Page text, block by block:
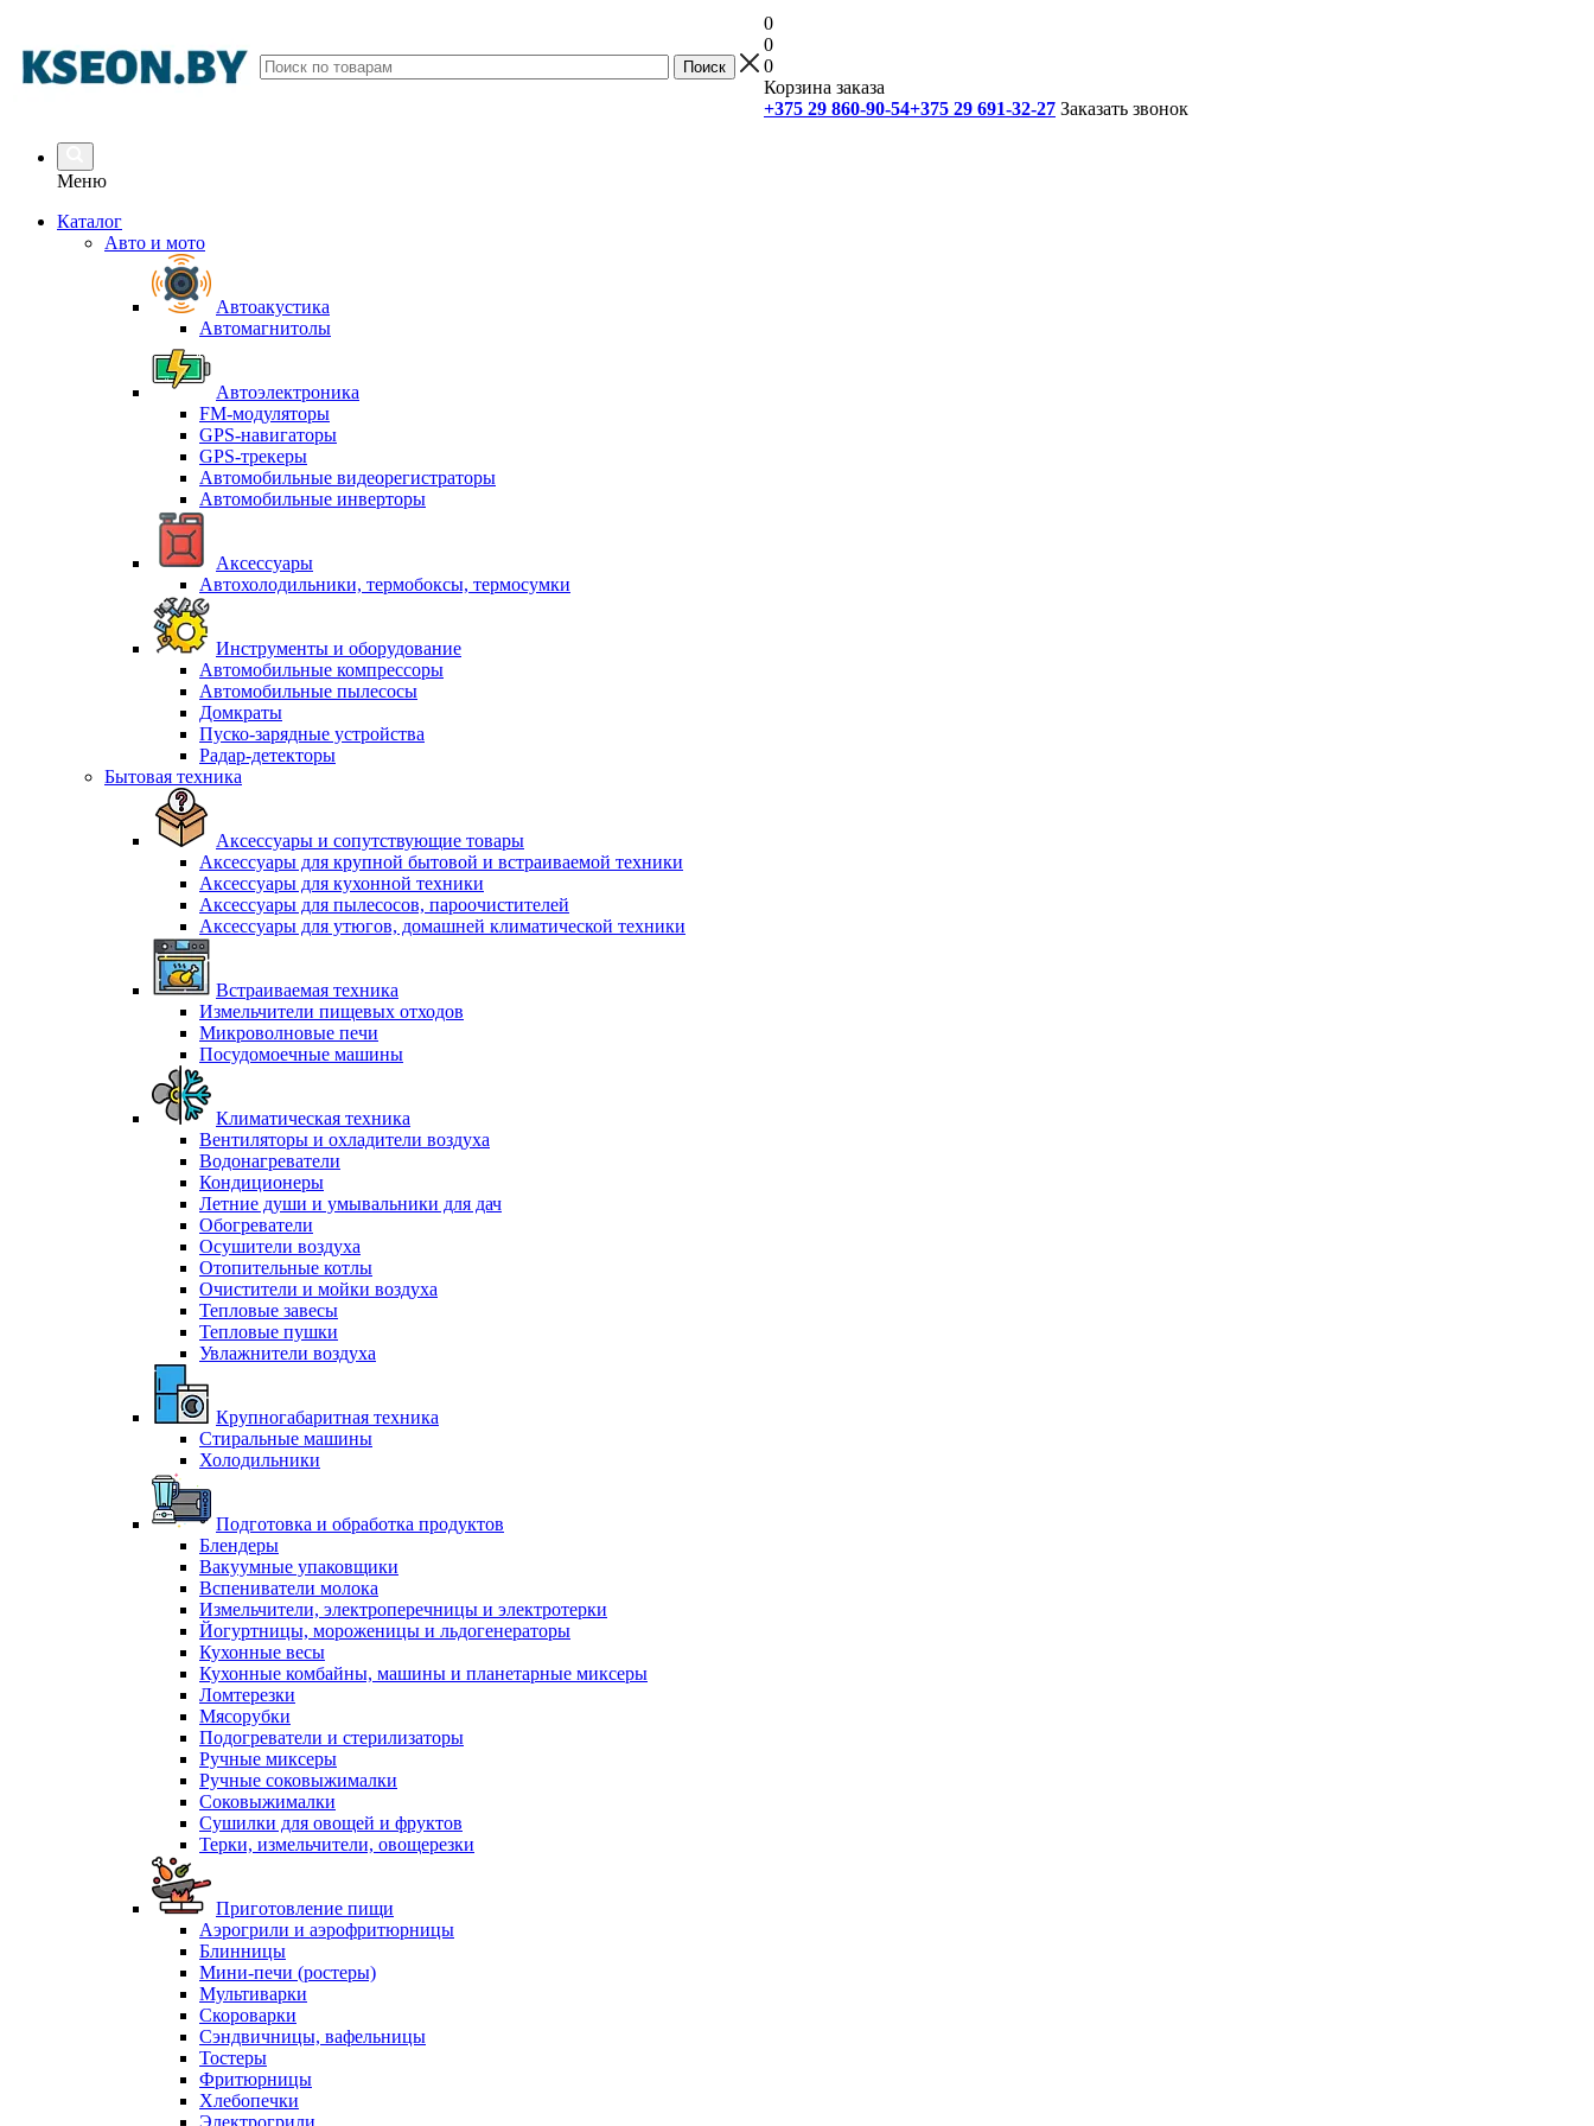
0
0
0
Корзина заказа
+375 29 860-90-54+375 29 691-32-27 Заказать звонок
Меню
Каталог
Авто и мото
Автоакустика
Автомагнитолы
Автоэлектроника
FM-модуляторы
GPS-навигаторы
GPS-трекеры
Автомобильные видеорегистраторы
Автомобильные инверторы
Аксессуары
Автохолодильники, термобоксы, термосумки
Инструменты и оборудование
Автомобильные компрессоры
Автомобильные пылесосы
Домкраты
Пуско-зарядные устройства
Радар-детекторы
Бытовая техника
Аксессуары и сопутствующие товары
Аксессуары для крупной бытовой и встраиваемой техники
Аксессуары для кухонной техники
Аксессуары для пылесосов, пароочистителей
Аксессуары для утюгов, домашней климатической техники
Встраиваемая техника
Измельчители пищевых отходов
Микроволновые печи
Посудомоечные машины
Климатическая техника
Вентиляторы и охладители воздуха
Водонагреватели
Кондиционеры
Летние души и умывальники для дач
Обогреватели
Осушители воздуха
Отопительные котлы
Очистители и мойки воздуха
Тепловые завесы
Тепловые пушки
Увлажнители воздуха
Крупногабаритная техника
Стиральные машины
Холодильники
Подготовка и обработка продуктов
Блендеры
Вакуумные упаковщики
Вспениватели молока
Измельчители, электроперечницы и электротерки
Йогуртницы, мороженицы и льдогенераторы
Кухонные весы
Кухонные комбайны, машины и планетарные миксеры
Ломтерезки
Мясорубки
Подогреватели и стерилизаторы
Ручные миксеры
Ручные соковыжималки
Соковыжималки
Сушилки для овощей и фруктов
Терки, измельчители, овощерезки
Приготовление пищи
Аэрогрили и аэрофритюрницы
Блинницы
Мини-печи (ростеры)
Мультиварки
Скороварки
Сэндвичницы, вафельницы
Тостеры
Фритюрницы
Хлебопечки
Электрогрили